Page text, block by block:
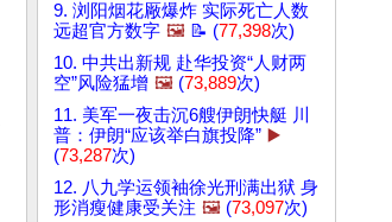
9. 浏阳烟花厰爆炸 实际死亡人数
远超官方数字 🖼️ 📝 (77,398次)
10. 中共出新规 赴华投资“人财两
空”风险猛增 🖼️ (73,889次)
11. 美军一夜击沉6艘伊朗快艇 川
普：伊朗“应该举白旗投降” ▶️
(73,287次)
12. 八九学运领袖徐光刑满出狱 身
形消瘦健康受关注 🖼️ (73,097次)